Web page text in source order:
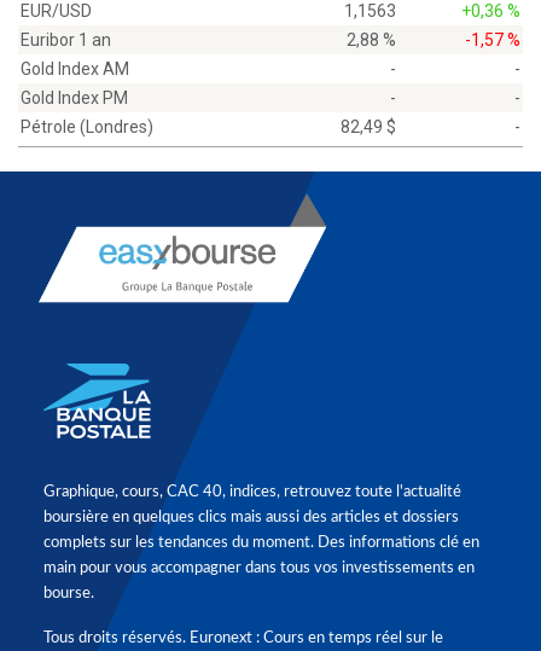
EUR/USD 1,1563
+0,36 %
Euribor 1 an
2,88 %
-1,57 %
Gold Index AM
-
-
Gold Index PM
-
-
Pétrole (Londres)
82,49 $ -
Graphique, cours, CAC 40, indices, retrouvez toute l'actualité
boursière en quelques clics mais aussi des articles et dossiers
complets sur les tendances du moment. Des informations clé en
main pour vous accompagner dans tous vos investissements en
bourse.
Tous droits réservés. Euronext : Cours en temps réel sur le